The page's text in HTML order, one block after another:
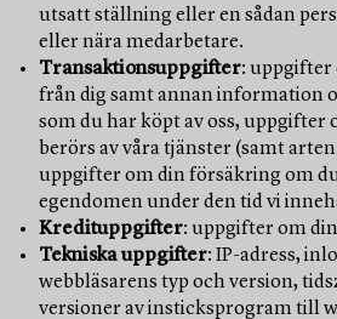
utsatt ställning eller en sådan
eller nära medarbetare.
Transaktionsuppgifter: uppgifter
från dig samt annan information
som du har köpt av oss, uppgifter
berörs av våra tjänster (samt
uppgifter om din försäkring om
egendomen under den tid vi
Kredituppgifter: uppgifter om
Tekniska uppgifter: IP-adress,
webbläsarens typ och version,
versioner av insticksprogram till